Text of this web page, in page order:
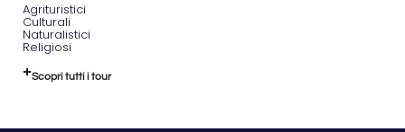
Agrituristici
Culturali
Naturalistici
Religiosi
Scopri tutti i tour